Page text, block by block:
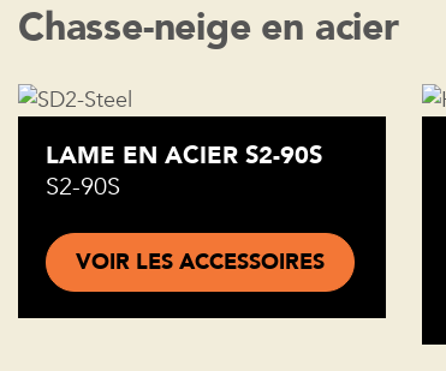
Chasse-neige en acier
LAME EN ACIER S2-90S
S2-90S
VOIR LES ACCESSOIRES